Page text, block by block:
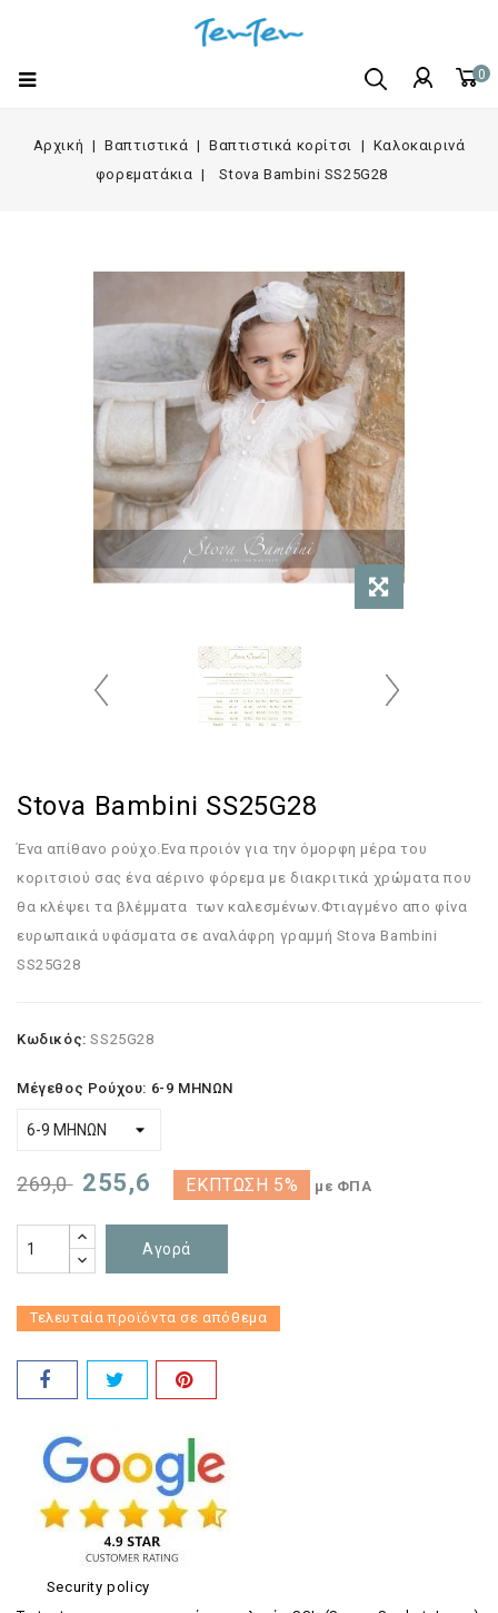
0
Αρχική Βαπτιστικά Βαπτιστικά κορίτσι
Καλοκαιρινά
φορεματάκια
Stova Bambini SS25G28
Stova Bambini SS25G28
Ένα απίθανο ρούχο.Ενα προιόν για την όμορφη μέρα του
κοριτσιού σας ένα αέρινο φόρεμα με διακριτικά χρώματα που
θα κλέψει τα βλέμματα των καλεσμένων.Φτιαγμένο απο φίνα
ευρωπαικά υφάσματα σε αναλάφρη γραμμή Stova Bambini
SS25G28
Κωδικός: SS25G28
Μέγεθος Ρούχου: 6-9 ΜΗΝΩΝ
269,0 255,6 ΈΚΠΤΩΣΗ 5% με ΦΠΑ
Αγορά
Τελευταία προϊόντα σε απόθεμα
Security policy